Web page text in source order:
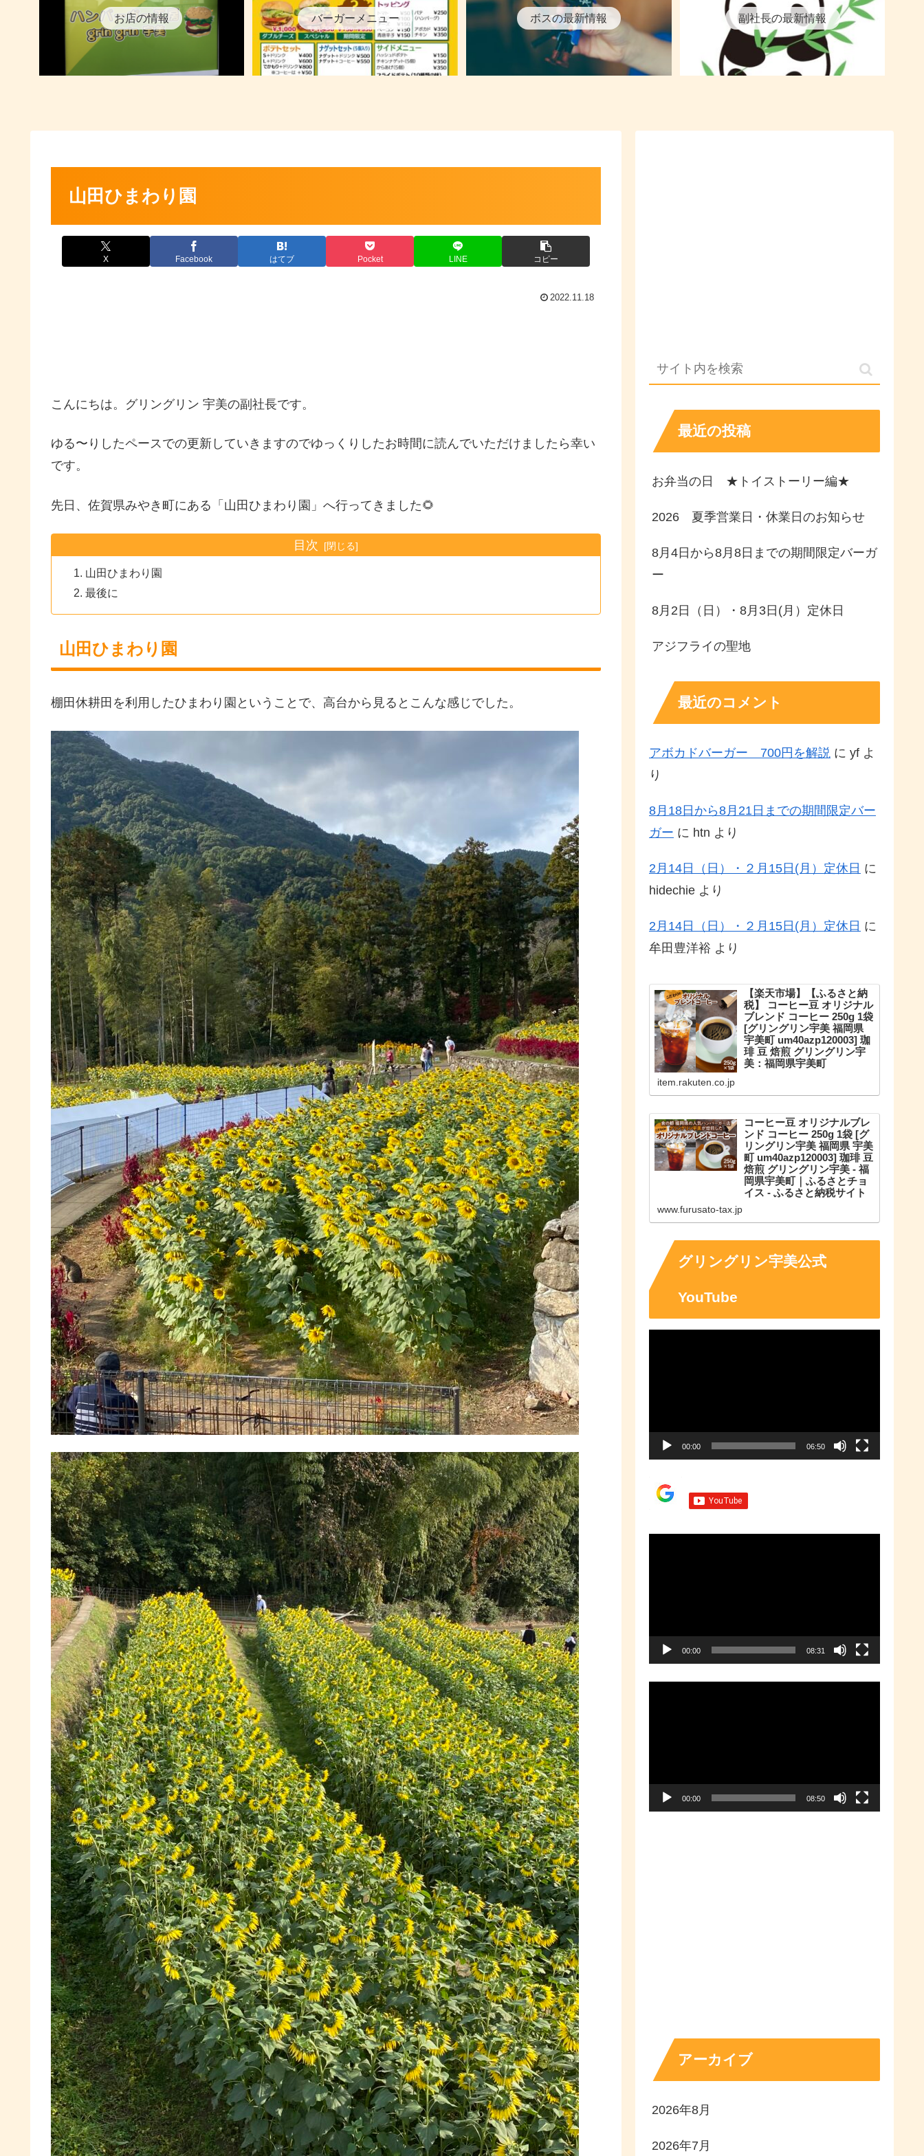
お店の情報 バーガーメニュー ボスの最新情報 副社長の最新情報
山田ひまわり園
X Facebook はてブ Pocket LINE コピー
2022.11.18
こんにちは。グリングリン 宇美の副社長です。
ゆる〜りしたペースでの更新していきますのでゆっくりしたお時間に読んでいただけましたら幸い
です。
先日、佐賀県みやき町にある「山田ひまわり園」へ行ってきました🌻
目次
山田ひまわり園
最後に
山田ひまわり園
棚田休耕田を利用したひまわり園ということで、高台から見るとこんな感じでした。
最近の投稿
お弁当の日 ★トイストーリー編★
2026 夏季営業日・休業日のお知らせ
8月4日から8月8日までの期間限定バーガ
ー
8月2日（日）・8月3日(月）定休日
アジフライの聖地
最近のコメント
アボカドバーガー 700円を解説 に yf よ
り
8月18日から8月21日までの期間限定バー
ガー に htn より
2月14日（日）・２月15日(月）定休日 に
hidechie より
2月14日（日）・２月15日(月）定休日 に
牟田豊洋裕 より
【楽天市場】【ふるさと納
税】 コーヒー豆 オリジナル
ブレンド コーヒー 250g 1袋
[グリングリン宇美 福岡県
宇美町 um40azp120003] 珈
琲 豆 焙煎 グリングリン宇
美：福岡県宇美町
ジナルブレンド コーヒー 250g 1袋
item.rakuten.co.jp
コーヒー豆 オリジナルブレ
ンド コーヒー 250g 1袋 [グ
リングリン宇美 福岡県 宇美
町 um40azp120003] 珈琲 豆
焙煎 グリングリン宇美 - 福
岡県宇美町｜ふるさとチョ
イス - ふるさと納税サイト
満載のふるさと納税No.1サイト
の魅力を知ったうえで、あなたが
応援したい地域に簡単・便利にふ
るさと納税で寄付ができます。
www.furusato-tax.jp
グリングリン宇美公式
YouTube
00:00 06:50
00:00 08:31
00:00 08:50
アーカイブ
2026年8月
2026年7月